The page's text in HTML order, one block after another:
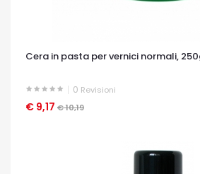
Cera in pasta per vernici normali,
0 Revisioni
€ 9,17 € 10,19
OCCHIATA VELOCE